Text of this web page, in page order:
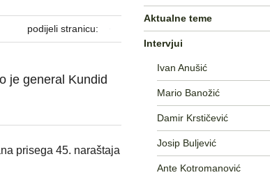
podijeli stranicu:
je general Kundid
prisega 45. naraštaja
Aktualne teme
Intervjui
Ivan Anušić
Mario Banožić
Damir Krstičević
Josip Buljević
Ante Kotromanović